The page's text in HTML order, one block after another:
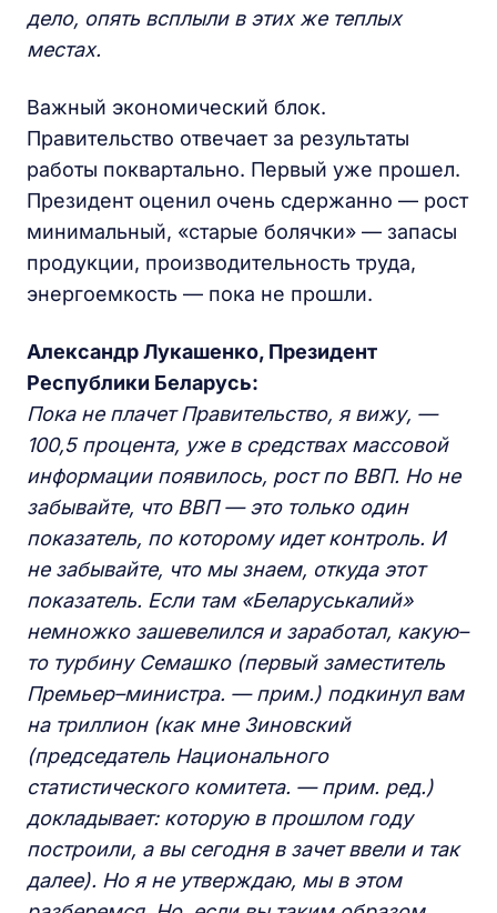
дело, опять всплыли в этих же теплых
местах.
Важный экономический блок.
Правительство отвечает за результаты
работы поквартально. Первый уже прошел.
Президент оценил очень сдержанно — рост
минимальный, «старые болячки» — запасы
продукции, производительность труда,
энергоемкость — пока не прошли.
Александр Лукашенко, Президент
Республики Беларусь:
Пока не плачет Правительство, я вижу, —
100,5 процента, уже в средствах массовой
информации появилось, рост по ВВП. Но не
забывайте, что ВВП — это только один
показатель, по которому идет контроль. И
не забывайте, что мы знаем, откуда этот
показатель. Если там «Беларуськалий»
немножко зашевелился и заработал, какую–
то турбину Семашко (первый заместитель
Премьер–министра. — прим.) подкинул вам
на триллион (как мне Зиновский
(председатель Национального
статистического комитета. — прим. ред.)
докладывает: которую в прошлом году
построили, а вы сегодня в зачет ввели и так
далее). Но я не утверждаю, мы в этом